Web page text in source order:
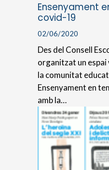
Ensenyament
covid-19
02/06/2020
Des del Consell
organitzat un
la comunitat
Ensenyament en
amb la…